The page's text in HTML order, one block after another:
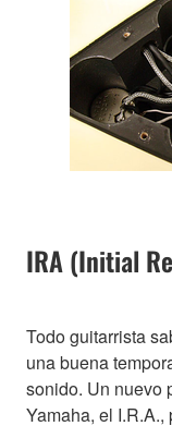
IRA (Initial
Todo guitarrista
una buena
sonido. Un nuevo
Yamaha, el